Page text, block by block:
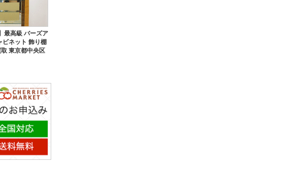
最高級 バーズア
ビネット 飾り棚
東京都中央区